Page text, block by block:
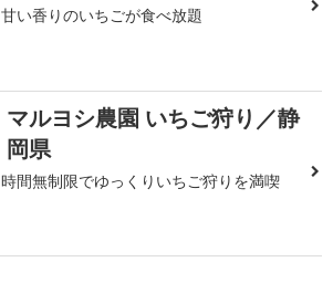
甘い香りのいちごが食べ放題
マルヨシ農園 いちご狩り／静
岡県
時間無制限でゆっくりいちご狩りを満喫